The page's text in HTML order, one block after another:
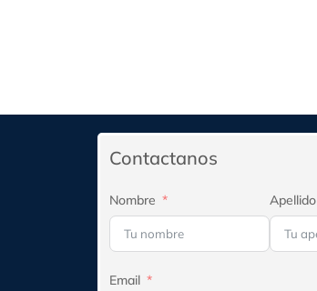
Contactanos
Nombre Apellido
Email